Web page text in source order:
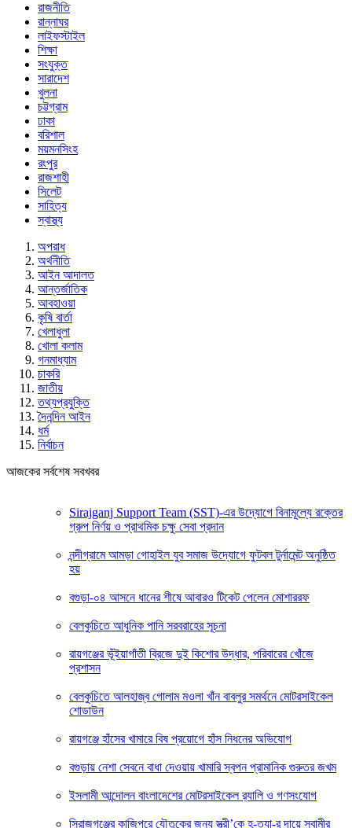
রাজনীতি
রান্নাঘর
লাইফস্টাইল
শিক্ষা
সংযুক্ত
সারাদেশ
খুলনা
চট্টগ্রাম
ঢাকা
বরিশাল
ময়মনসিংহ
রংপুর
রাজশাহী
সিলেট
সাহিত্য
স্বাস্থ্য
অপরাধ
অর্থনীতি
আইন আদালত
আন্তর্জাতিক
আবহাওয়া
কৃষি বার্তা
খেলাধুলা
খোলা কলাম
গনমাধ্যাম
চাকরি
জাতীয়
তথ্যপ্রযুক্তি
দৈনন্দিন আইন
ধর্ম
নির্বাচন
আজকের সর্বশেষ সবখবর
Sirajganj Support Team (SST)-এর উদ্যোগে বিনামূল্যে রক্তের
গ্রুপ নির্ণয় ও প্রাথমিক চক্ষু সেবা প্রদান
নন্দীগ্রামে আমড়া গোহাইল যুব সমাজ উদ্যোগে ফুটবল টুর্নামেন্ট অনুষ্ঠিত
হয়
বগুড়া-০৪ আসনে ধানের শীষে আবারও টিকেট পেলেন মোশাররফ
বেলকুচিতে আধুনিক পানি সরবরাহের সূচনা
রায়গঞ্জের ভূঁইয়াগাঁতী ব্রিজে দুই কিশোর উদ্ধার, পরিবারের খোঁজে
প্রশাসন
বেলকুচিতে আলহাজ্ব গোলাম মওলা খাঁন বাবলুর সমর্থনে মোটরসাইকেল
শোডাউন
রায়গঞ্জে হাঁসের খামারে বিষ প্রয়োগে হাঁস নিধনের অভিযোগ
বগুড়ায় নেশা সেবনে বাধা দেওয়ায় খামারি স্বপন প্রামানিক গুরুতর জখম
ইসলামী আন্দোলন বাংলাদেশের মোটরসাইকেল র‍্যালি ও গণসংযোগ
সিরাজগঞ্জের কাজিপুরে যৌতুকের জন্য স্ত্রী’কে হ-ত্যা-র দায়ে স্বামীর